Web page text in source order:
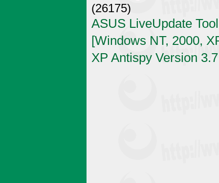
(26175)
ASUS LiveUpdate
[Windows NT, 2000,
XP Antispy Version